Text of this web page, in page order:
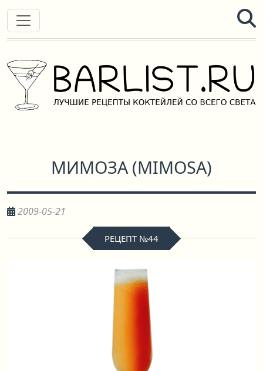
МИМОЗА(MIMOSA)
2009-05-21
РЕЦЕПТ №44